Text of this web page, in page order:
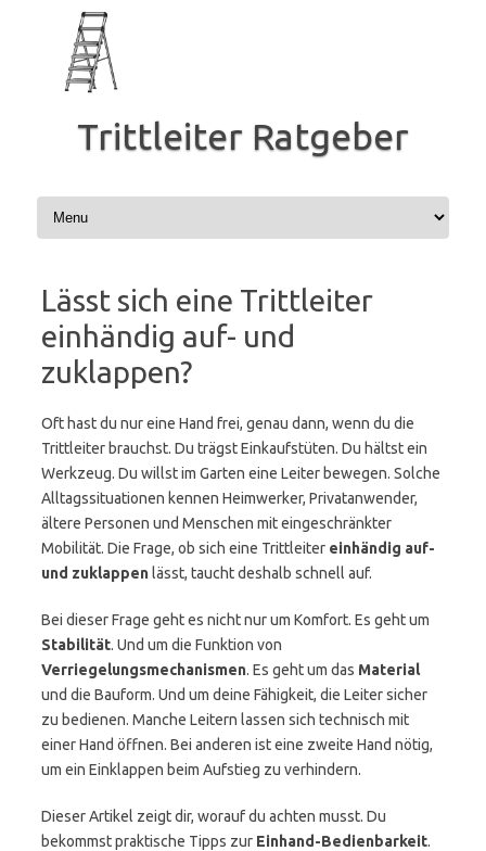
springen
Trittleiter Ratgeber
Lässt sich eine Trittleiter
einhändig auf- und
zuklappen?
Oft hast du nur eine Hand frei, genau dann, wenn du die
Trittleiter brauchst. Du trägst Einkaufstüten. Du hältst ein
Werkzeug. Du willst im Garten eine Leiter bewegen. Solche
Alltagssituationen kennen Heimwerker, Privatanwender,
ältere Personen und Menschen mit eingeschränkter
Mobilität. Die Frage, ob sich eine Trittleiter einhändig auf-
und zuklappen lässt, taucht deshalb schnell auf.
Bei dieser Frage geht es nicht nur um Komfort. Es geht um
Stabilität. Und um die Funktion von
Verriegelungsmechanismen. Es geht um das Material
und die Bauform. Und um deine Fähigkeit, die Leiter sicher
zu bedienen. Manche Leitern lassen sich technisch mit
einer Hand öffnen. Bei anderen ist eine zweite Hand nötig,
um ein Einklappen beim Aufstieg zu verhindern.
Dieser Artikel zeigt dir, worauf du achten musst. Du
bekommst praktische Tipps zur Einhand-Bedienbarkeit.